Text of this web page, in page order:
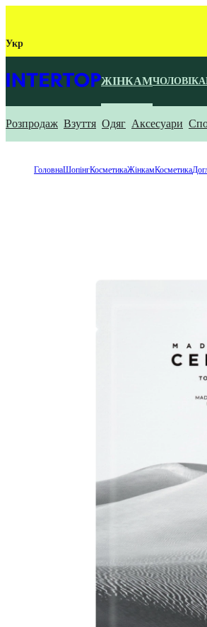
Укр
ЖІНКАМ
Розпродаж Взуття Одяг Аксесуари
ГоловнаШопінгКосметикаЖінкамКосметика